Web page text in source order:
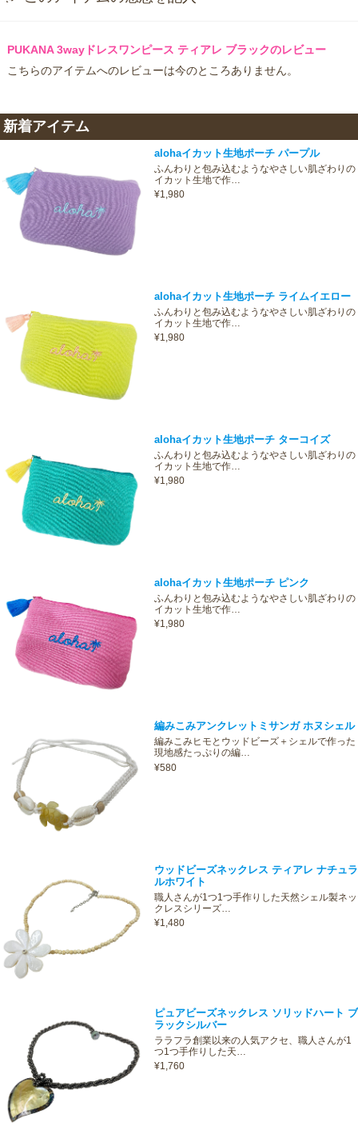
PUKANA 3wayドレスワンピース ティアレ ブラックのレビュー
こちらのアイテムへのレビューは今のところありません。
新着アイテム
alohaイカット生地ポーチ パープル
ふんわりと包み込むようなやさしい肌ざわりの
イカット生地で作…
¥1,980
alohaイカット生地ポーチ ライムイエロー
ふんわりと包み込むようなやさしい肌ざわりの
イカット生地で作…
¥1,980
alohaイカット生地ポーチ ターコイズ
ふんわりと包み込むようなやさしい肌ざわりの
イカット生地で作…
¥1,980
alohaイカット生地ポーチ ピンク
ふんわりと包み込むようなやさしい肌ざわりの
イカット生地で作…
¥1,980
編みこみアンクレットミサンガ ホヌシェル
編みこみヒモとウッドビーズ＋シェルで作った
現地感たっぷりの編…
¥580
ウッドビーズネックレス ティアレ ナチュラ
ルホワイト
職人さんが1つ1つ手作りした天然シェル製ネッ
クレスシリーズ…
¥1,480
ピュアビーズネックレス ソリッドハート ブ
ラックシルバー
ララフラ創業以来の人気アクセ、職人さんが1
つ1つ手作りした天…
¥1,760